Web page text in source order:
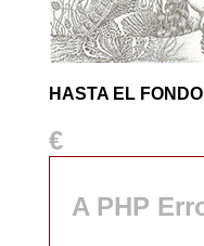
HASTA EL FONDO
€
A PHP